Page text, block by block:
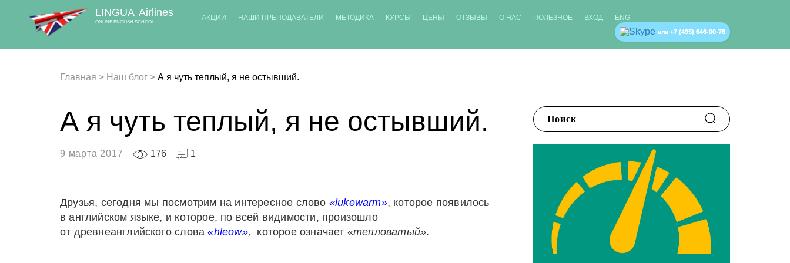
LINGUA Airlines
ONLINE ENGLISH SCHOOL
АКЦИИ НАШИ ПРЕПОДАВАТЕЛИ МЕТОДИКА КУРСЫ ЦЕНЫ ОТЗЫВЫ О НАС ПОЛЕЗНОЕ ВХОД ENG
или +7 (495) 646-00-76
Главная > Наш блог > А я чуть теплый, я не остывший.
А я чуть теплый, я не остывший.
9 марта 2017 176 1
Друзья, сегодня мы посмотрим на интересное слово «lukewarm», которое появилось
в английском языке, и которое, по всей видимости, произошло
от древнеанглийского слова«hleow», которое означает «тепловатый».